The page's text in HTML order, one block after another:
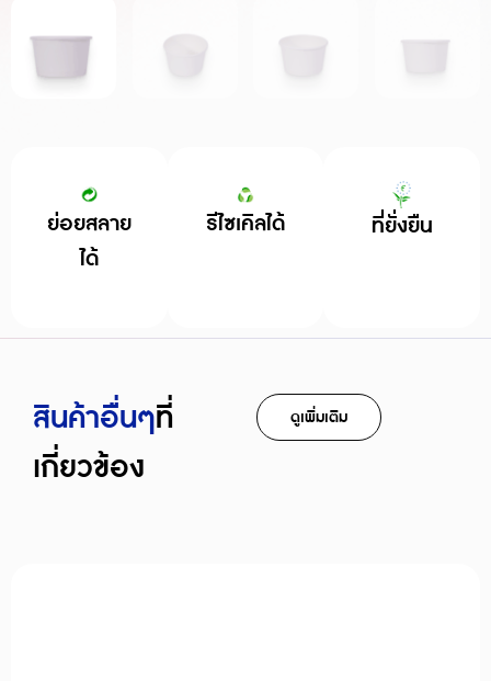
ย่อยสลาย
ได้
รีไซเคิลได้ ที่ยั่งยืน
สินค้าอืื่นๆที่
เกี่ยวข้อง
ดูเพิ่มเติม